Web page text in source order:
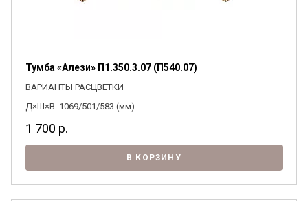
Тумба «Алези» П1.350.3.07 (П540.07)
ВАРИАНТЫ РАСЦВЕТКИ
Д×Ш×В: 1069/501/583 (мм)
1 700 р.
В КОРЗИНУ